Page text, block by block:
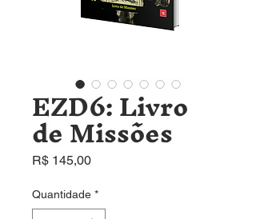
EZD6: Livro
de Missões
R$ 145,00Preço
Quantidade *